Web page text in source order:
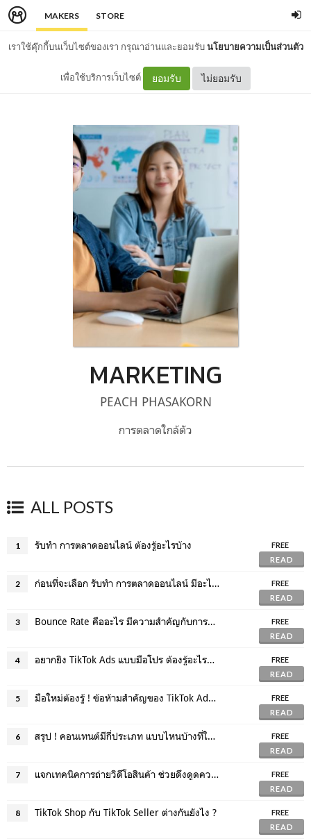
MAKERS STORE
เราใช้คุ๊กกี้บนเว็บไซต์ของเรา กรุณาอ่านและยอมรับนโยบายความเป็นส่วนตัว
เพื่อใช้บริการเว็บไซต์ ยอมรับ ไม่ยอมรับ
MARKETING
PEACH PHASAKORN
การตลาดใกล้ตัว
ALL POSTS
1 รับทำ การตลาดออนไลน์ ต้องรู้อะไรบ้าง
FREE
READ
2 ก่อนที่จะเลือก รับทำ การตลาดออนไลน์ มีอะไรที่ต้องรู้บ้าง ?
FREE
READ
3 Bounce Rate คืออะไร มีความสำคัญกับการทำเว็บไซต์อย่างไร ?
FREE
READ
4 อยากยิง TikTok Ads แบบมือโปร ต้องรู้อะไรบ้าง
FREE
READ
5 มือใหม่ต้องรู้ ! ข้อห้ามสำคัญของ TikTok Ads มีอะไรบ้าง
FREE
READ
6 สรุป ! คอนเทนต์มีกี่ประเภท แบบไหนบ้างที่ใช้แล้วเหมาะกับแบรนด์
FREE
READ
7 แจกเทคนิคการถ่ายวิดีโอสินค้า ช่วยดึงดูดความสนใจลูกค้า
FREE
READ
8 TikTok Shop กับ TikTok Seller ต่างกันยังไง ?
FREE
READ